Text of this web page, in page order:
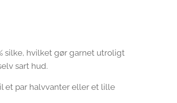
silke, hvilket gør garnet utroligt
sart hud.
et par halvvanter eller et lille